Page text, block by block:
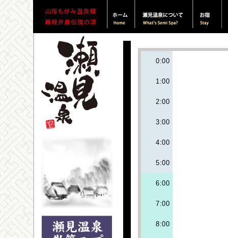
0:00
1:00
2:00
3:00
4:00
5:00
6:00
7:00
8:00